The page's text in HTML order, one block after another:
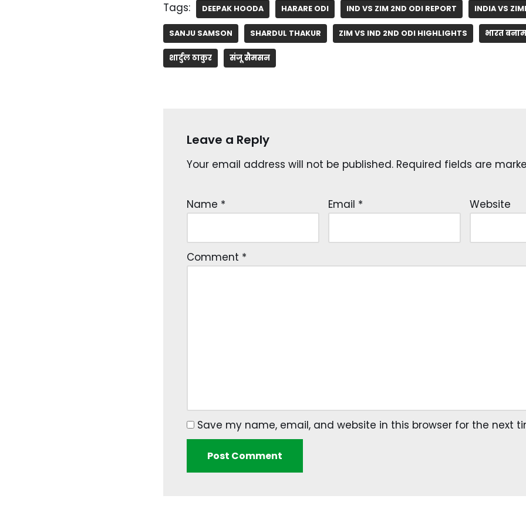
Tags: DEEPAK HOODA HARARE ODI IND VS ZIM 2ND ODI REPORT INDIA VS
SANJU SAMSON SHARDUL THAKUR ZIM VS IND 2ND ODI HIGHLIGHTS भारत
शार्दुल ठाकुर संजू सैमसन
Leave a Reply
Your email address will not be published. Required fields are
Name * Email * Website
Comment *
Save my name, email, and website in this browser for the next